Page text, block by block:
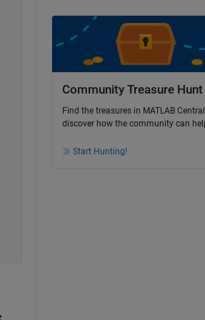
Community Treasure Hunt
Find the treasures in MATLAB
discover how the community can
Start Hunting!